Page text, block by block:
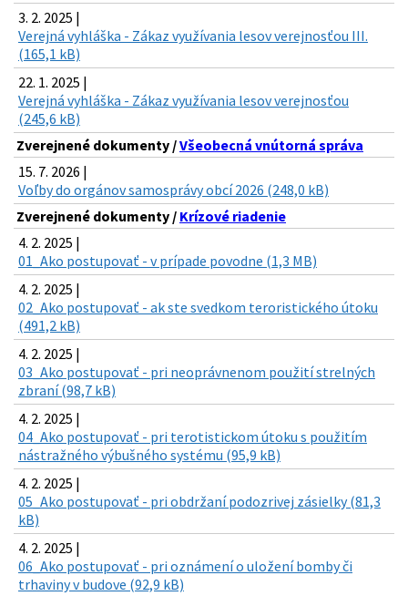
3. 2. 2025 |
Verejná vyhláška - Zákaz využívania lesov verejnosťou III.
(165,1 kB)
22. 1. 2025 |
Verejná vyhláška - Zákaz využívania lesov verejnosťou
(245,6 kB)
Zverejnené dokumenty /Všeobecná vnútorná správa
15. 7. 2026 |
Voľby do orgánov samosprávy obcí 2026 (248,0 kB)
Zverejnené dokumenty / Krízové riadenie
4. 2. 2025 |
01_Ako postupovať - v prípade povodne (1,3 MB)
4. 2. 2025 |
02_Ako postupovať - ak ste svedkom teroristického útoku
(491,2 kB)
4. 2. 2025 |
03_Ako postupovať - pri neoprávnenom použití strelných
zbraní (98,7 kB)
4. 2. 2025 |
04_Ako postupovať - pri terotistickom útoku s použitím
nástražného výbušného systému (95,9 kB)
4. 2. 2025 |
05_Ako postupovať - pri obdržaní podozrivej zásielky (81,3
kB)
4. 2. 2025 |
06_Ako postupovať - pri oznámení o uložení bomby či
trhaviny v budove (92,9 kB)